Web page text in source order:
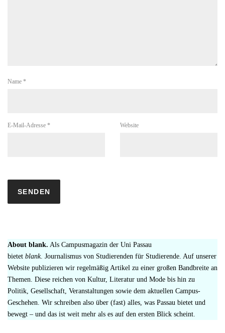
Name *
E-Mail-Adresse * Website
About blank. Als Campusmagazin der Uni Passau
bietet blank. Journalismus von Studierenden für Studierende. Auf unserer
Website publizieren wir regelmäßig Artikel zu einer großen Bandbreite an
Themen. Diese reichen von Kultur, Literatur und Mode bis hin zu
Politik, Gesellschaft, Veranstaltungen sowie dem aktuellen Campus-
Geschehen. Wir schreiben also über (fast) alles, was Passau bietet und
bewegt – und das ist weit mehr als es auf den ersten Blick scheint.